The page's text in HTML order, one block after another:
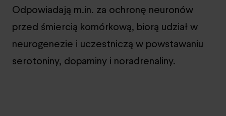
Odpowiadają m.in. za ochronę neuronów
przed śmiercią komórkową, biorą udział w
neurogenezie i uczestniczą w powstawaniu
serotoniny, dopaminy i noradrenaliny.